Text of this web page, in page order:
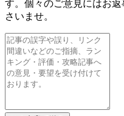
す。個々のご意見にはお
さいませ。